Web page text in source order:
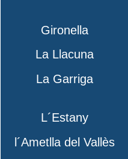
Gironella
La Llacuna
La Garriga
L´Estany
l´Ametlla del Vallès